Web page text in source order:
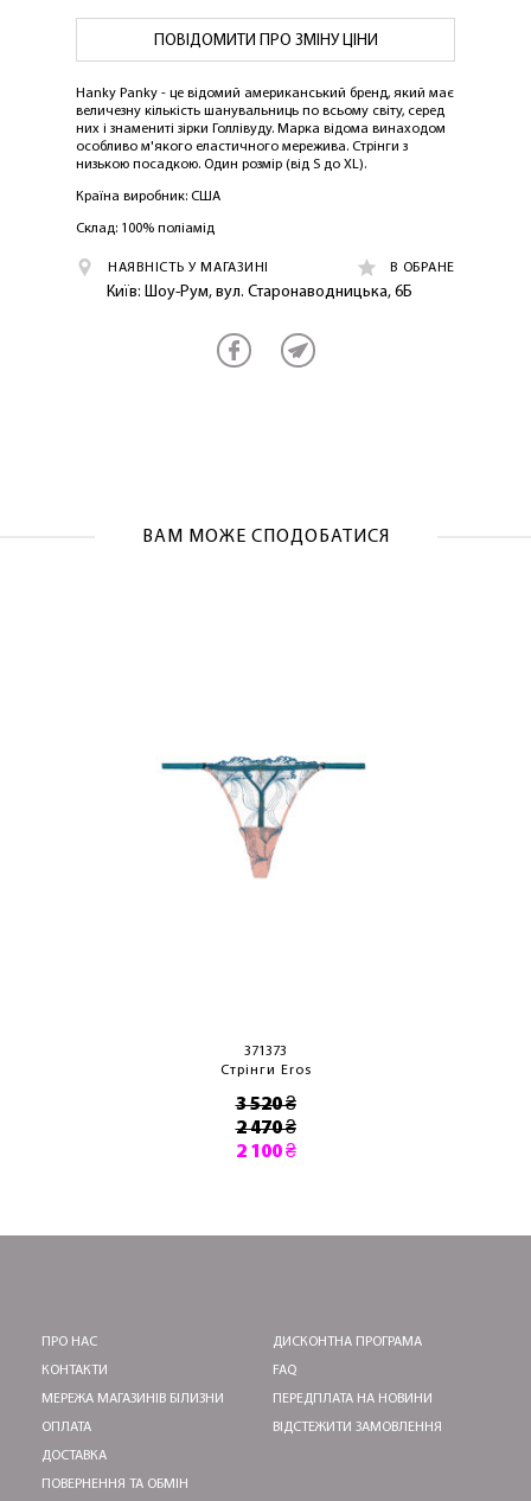
ПОВІДОМИТИ ПРО ЗМІНУ ЦІНИ
Hanky ​​Panky - це відомий американський бренд, який має
величезну кількість шанувальниць по всьому світу, серед
них і знамениті зірки Голлівуду. Марка відома винаходом
особливо м'якого еластичного мережива. Стрінги з
низькою посадкою. Один розмір (від S до XL).
Країна виробник: США
Склад: 100% поліамід
НАЯВНІСТЬ У МАГАЗИНІ В ОБРАНЕ
Київ: Шоу-Рум, вул. Старонаводницька, 6Б
ВАМ МОЖЕ СПОДОБАТИСЯ
371373
Стрінги Eros
3 520 ₴
2 470 ₴
2 100 ₴
ПРО НАС
КОНТАКТИ
МЕРЕЖА МАГАЗИНІВ БІЛИЗНИ
ОПЛАТА
ДОСТАВКА
ПОВЕРНЕННЯ ТА ОБМІН
ДИСКОНТНА ПРОГРАМА
FAQ
ПЕРЕДПЛАТА НА НОВИНИ
ВІДСТЕЖИТИ ЗАМОВЛЕННЯ
NOSOVSKI.COM! ПРИЙМІТЬ ВІД НАС
ПРИВІТНИЙ БОНУС - ЗНИЖКУ НА
ПЕРШЕ ПОКУПКУ